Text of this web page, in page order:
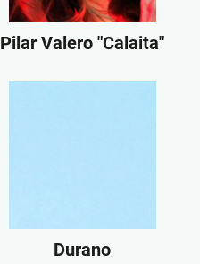
Pilar Valero "Calaita"
Durano